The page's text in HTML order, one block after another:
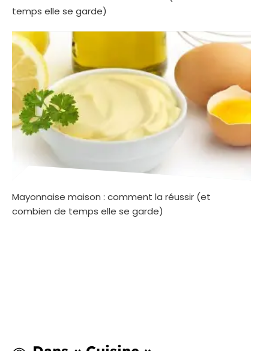
temps elle se garde)
Mayonnaise maison : comment la réussir (et
combien de temps elle se garde)